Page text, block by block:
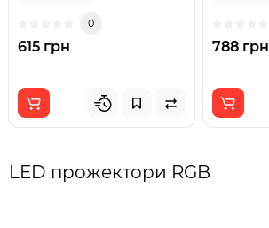
0
615 грн 788 грн
LED прожектори RGB